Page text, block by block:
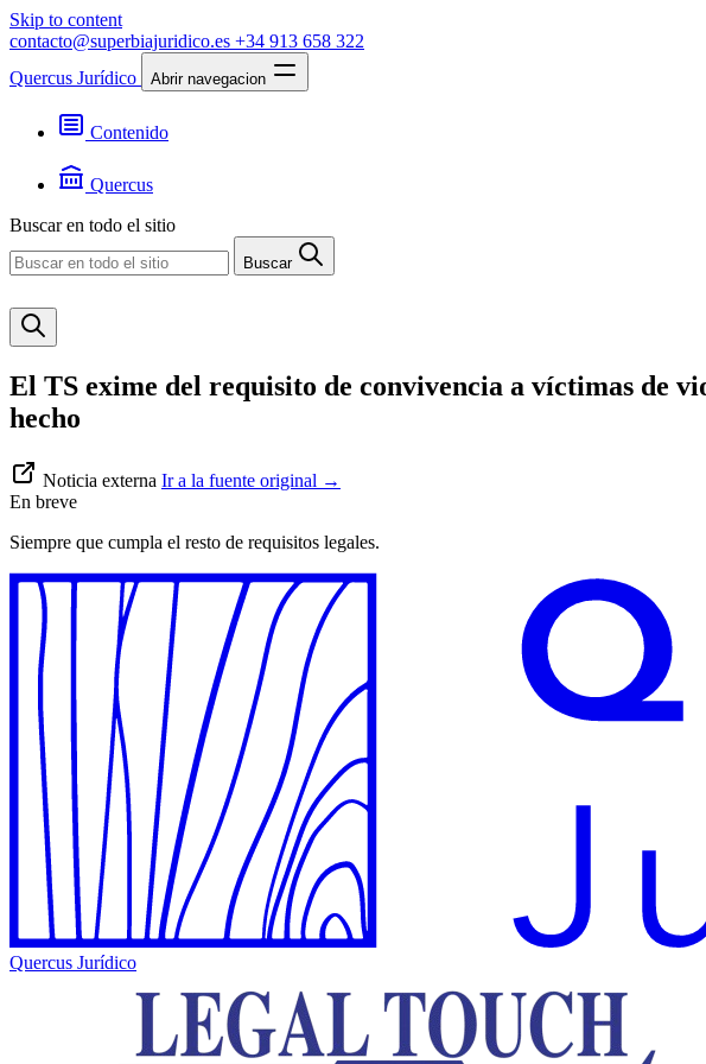
Skip to content
contacto@superbiajuridico.es +34 913 658 322
Quercus Jurídico
Abrir navegacion
Contenido
Noticias
Quercus
Contacto
Buscar en todo el sitio
Buscar
El TS exime del requisito de convivencia a víctimas de
hecho
Noticia externa Ir a la fuente original →
En breve
Siempre que cumpla el resto de requisitos legales.
Quercus Jurídico